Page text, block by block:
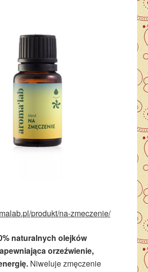
produkt/na-zmeczenie/
naturalnych olejków
orzeźwienie,
Niweluje zmęczenie